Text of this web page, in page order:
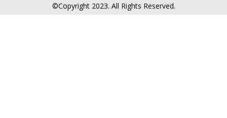
©Copyright 2023. All Rights Reserved.